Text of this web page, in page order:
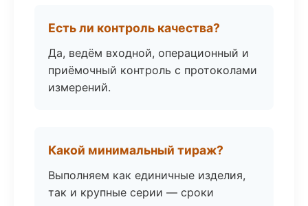
Есть ли контроль качества?
Да, ведём входной, операционный и
приёмочный контроль с протоколами
измерений.
Какой минимальный тираж?
Выполняем как единичные изделия,
так и крупные серии — сроки